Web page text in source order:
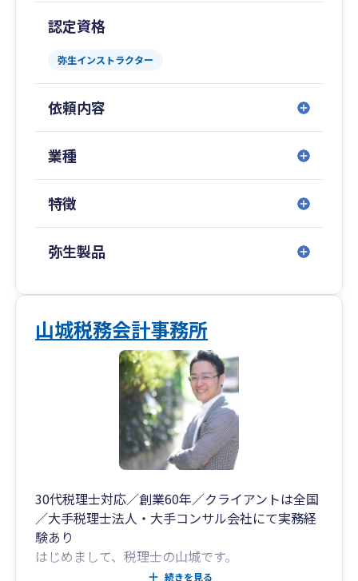
経営革新等支援機関、
「静岡銀行」(支店営業)､
「日経マネー」(副編集長)
などの資格・職歴等を有し、
幅広い視点から
経営アドバイスを行い
あなたの会社の売上アップを応援します！
まずは 080-7084-1101 へお電話下さい。
認定資格
弥生インストラクター
依頼内容
業種
特徴
弥生製品
山城税務会計事務所
30代税理士対応／創業60年／クライアントは全国
／大手税理士法人・大手コンサル会社にて実務経
験あり
はじめまして、税理士の山城です。
創業60年続く会計事務所として地元企業の経営を
続きを見る